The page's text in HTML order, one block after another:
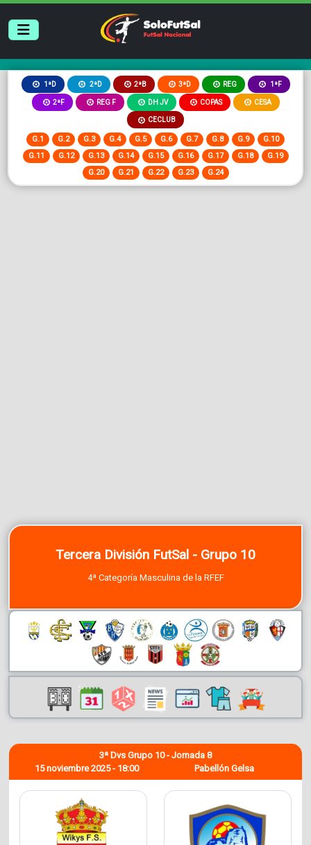
1ªD 2ªD 2ªB 3ªD REG 1ªF
2ªF REG F DH JV COPAS CESA
CECLUB
G.1 G.2 G.3 G.4 G.5 G.6 G.7 G.8 G.9
G.10
G.11
G.12 G.13 G.14 G.15 G.16 G.17 G.18
G.19
G.20
G.21 G.22 G.23 G.24
Tercera División FutSal - Grupo 10
4ª Categoría Masculina de la RFEF
15 noviembre 2025 - 18:00
3ª Dvs Grupo 10 - Jornada 8
Pabellón Gelsa